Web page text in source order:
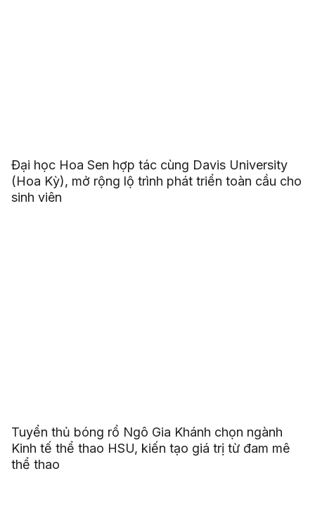
Đại học Hoa Sen hợp tác cùng Davis University
(Hoa Kỳ), mở rộng lộ trình phát triển toàn cầu cho
sinh viên
Tuyển thủ bóng rổ Ngô Gia Khánh chọn ngành
Kinh tế thể thao HSU, kiến tạo giá trị từ đam mê
thể thao